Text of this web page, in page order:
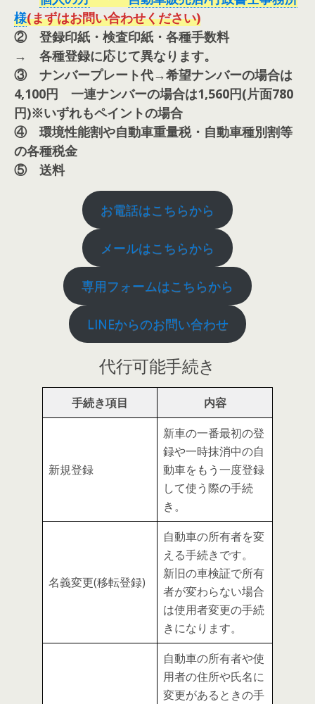
様(まずはお問い合わせください)
② 登録印紙・検査印紙・各種手数料
→ 各種登録に応じて異なります。
③ ナンバープレート代→希望ナンバーの場合は
4,100円 一連ナンバーの場合は1,560円(片面780
円)※いずれもペイントの場合
④ 環境性能割や自動車重量税・自動車種別割等
の各種税金
⑤ 送料
お電話はこちらから
メールはこちらから
専用フォームはこちらから
LINEからのお問い合わせ
代行可能手続き
手続き項目 内容
新規登録
新車の一番最初の登
録や一時抹消中の自
動車をもう一度登録
して使う際の手続
き。
名義変更(移転登録)
自動車の所有者を変
える手続きです。
新旧の車検証で所有
者が変わらない場合
は使用者変更の手続
きになります。
自動車の所有者や使
用者の住所や氏名に
変更があるときの手